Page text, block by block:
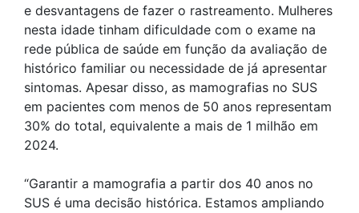
e desvantagens de fazer o rastreamento. Mulheres
nesta idade tinham dificuldade com o exame na
rede pública de saúde em função da avaliação de
histórico familiar ou necessidade de já apresentar
sintomas. Apesar disso, as mamografias no SUS
em pacientes com menos de 50 anos representam
30% do total, equivalente a mais de 1 milhão em
2024.
“Garantir a mamografia a partir dos 40 anos no
SUS é uma decisão histórica. Estamos ampliando